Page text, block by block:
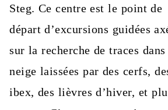
Steg. Ce centre est le point de
départ d’excursions guidées
sur la recherche de traces dans
neige laissées par des cerfs,
ibex, des lièvres d’hiver, et